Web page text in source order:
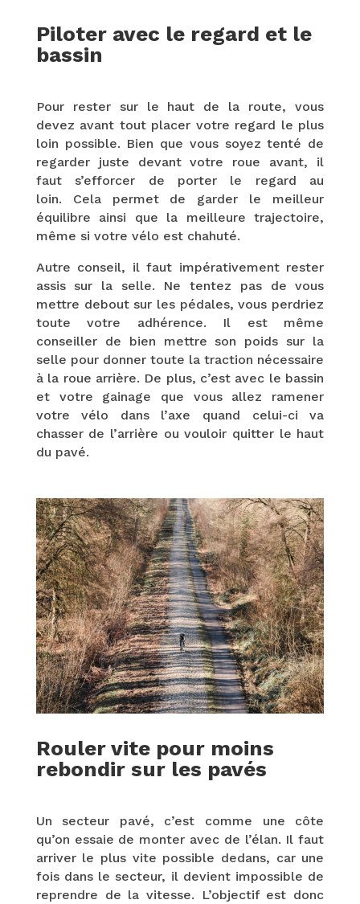
Piloter avec le regard et le
bassin
Pour rester sur le haut de la route, vous
devez avant tout placer votre regard le plus
loin possible. Bien que vous soyez tenté de
regarder juste devant votre roue avant, il
faut s’efforcer de porter le regard au
loin. Cela permet de garder le meilleur
équilibre ainsi que la meilleure trajectoire,
même si votre vélo est chahuté.
Autre conseil, il faut impérativement rester
assis sur la selle. Ne tentez pas de vous
mettre debout sur les pédales, vous perdriez
toute votre adhérence. Il est même
conseiller de bien mettre son poids sur la
selle pour donner toute la traction nécessaire
à la roue arrière. De plus, c’est avec le bassin
et votre gainage que vous allez ramener
votre vélo dans l’axe quand celui-ci va
chasser de l’arrière ou vouloir quitter le haut
du pavé.
Rouler vite pour moins
rebondir sur les pavés
Un secteur pavé, c’est comme une côte
qu’on essaie de monter avec de l’élan. Il faut
arriver le plus vite possible dedans, car une
fois dans le secteur, il devient impossible de
reprendre de la vitesse. L’objectif est donc